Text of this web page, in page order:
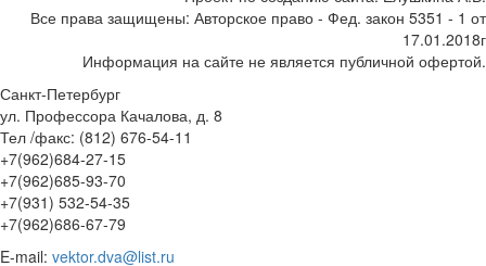
Все права защищены: Авторское право - Фед. закон 5351 - 1 от
17.01.2018г
Информация на сайте не является публичной офертой.
Санкт-Петербург
ул. Профессора Качалова, д. 8
Тел /факс: (812) 676-54-11
+7(962)684-27-15
+7(962)685-93-70
+7(931) 532-54-35
+7(962)686-67-79
E-mail: vektor.dva@list.ru